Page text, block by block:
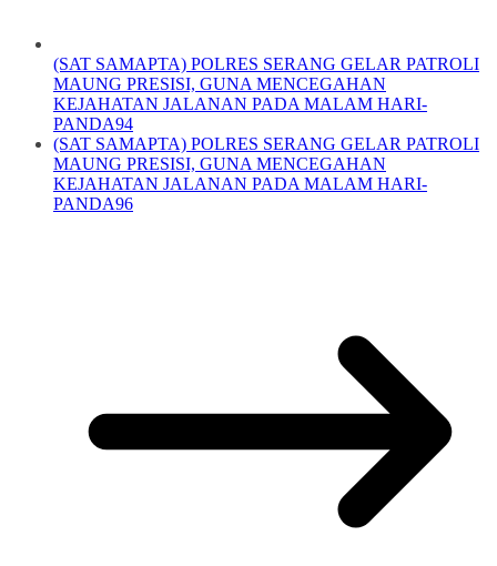
(SAT SAMAPTA) POLRES SERANG GELAR PATROLI
MAUNG PRESISI, GUNA MENCEGAHAN
KEJAHATAN JALANAN PADA MALAM HARI-
PANDA94
(SAT SAMAPTA) POLRES SERANG GELAR PATROLI
MAUNG PRESISI, GUNA MENCEGAHAN
KEJAHATAN JALANAN PADA MALAM HARI-
PANDA96